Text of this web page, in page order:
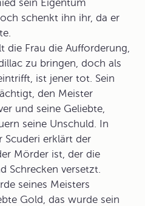
sein Eigentum
schenkt ihn ihr, da er
die Frau die Aufforderung,
zu bringen, doch als
ist jener tot. Sein
den Meister
und seine Geliebte,
seine Unschuld. In
Scuderi erklärt der
Mörder ist, der die
Schrecken versetzt.
seines Meisters
Gold, das wurde sein